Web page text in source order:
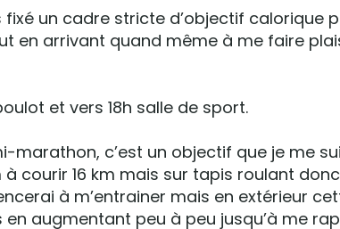
fixé un cadre stricte d’objectif calorique
en arrivant quand même à me faire
et vers 18h salle de sport.
marathon, c’est un objectif que je me
à courir 16 km mais sur tapis roulant
à m’entrainer mais en extérieur
augmentant peu à peu jusqu’à me